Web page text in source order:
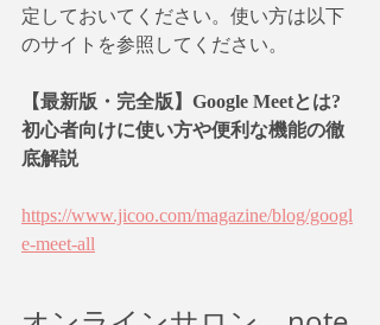
定しておいてください。使い方は以下
のサイトを参照してください。
【最新版・完全版】Google Meetとは?
初心者向けに使い方や便利な機能の徹
底解説
https://www.jicoo.com/magazine/blog/googl
e-meet-all